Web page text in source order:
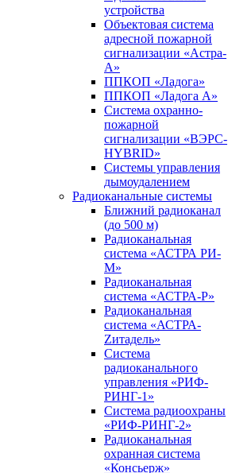
устройства
Объектовая система
адресной пожарной
сигнализации «Астра-
А»
ППКОП «Ладога»
ППКОП «Ладога А»
Система охранно-
пожарной
сигнализации «ВЭРС-
HYBRID»
Системы управления
дымоудалением
Радиоканальные системы
Ближний радиоканал
(до 500 м)
Радиоканальная
система «АСТРА РИ-
М»
Радиоканальная
система «АСТРА-Р»
Радиоканальная
система «АСТРА-
Zитадель»
Система
радиоканального
управления «РИФ-
РИНГ-1»
Система радиоохраны
«РИФ-РИНГ-2»
Радиоканальная
охранная система
«Консьерж»